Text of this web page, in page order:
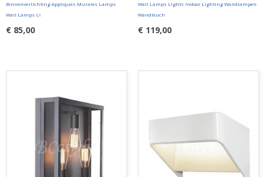
Binnenverlichting Appliques Murales Lamps
Wall Lamps Li
€ 85,00
Wall Lamps Lights Indoor Lighting Wandlampen
Wandleuch
€ 119,00